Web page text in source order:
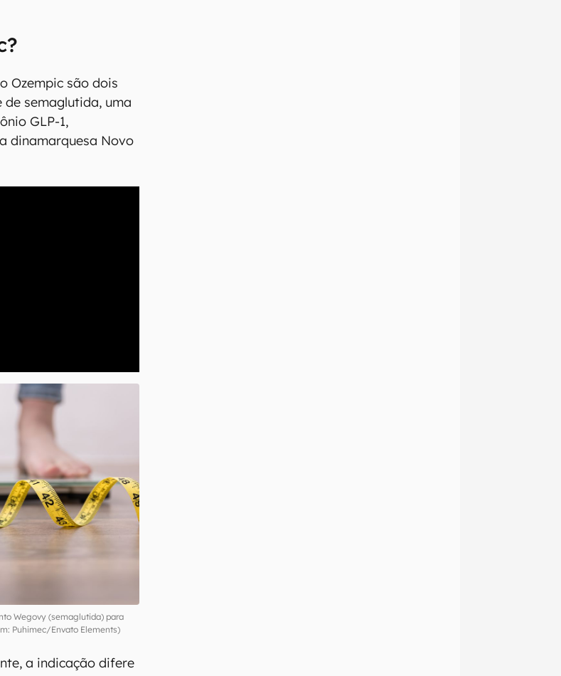
Ozempic são dois
semaglutida, uma
GLP-1,
dinamarquesa Novo
Wegovy (semaglutida) para
Puhimec/Envato Elements)
a indicação difere